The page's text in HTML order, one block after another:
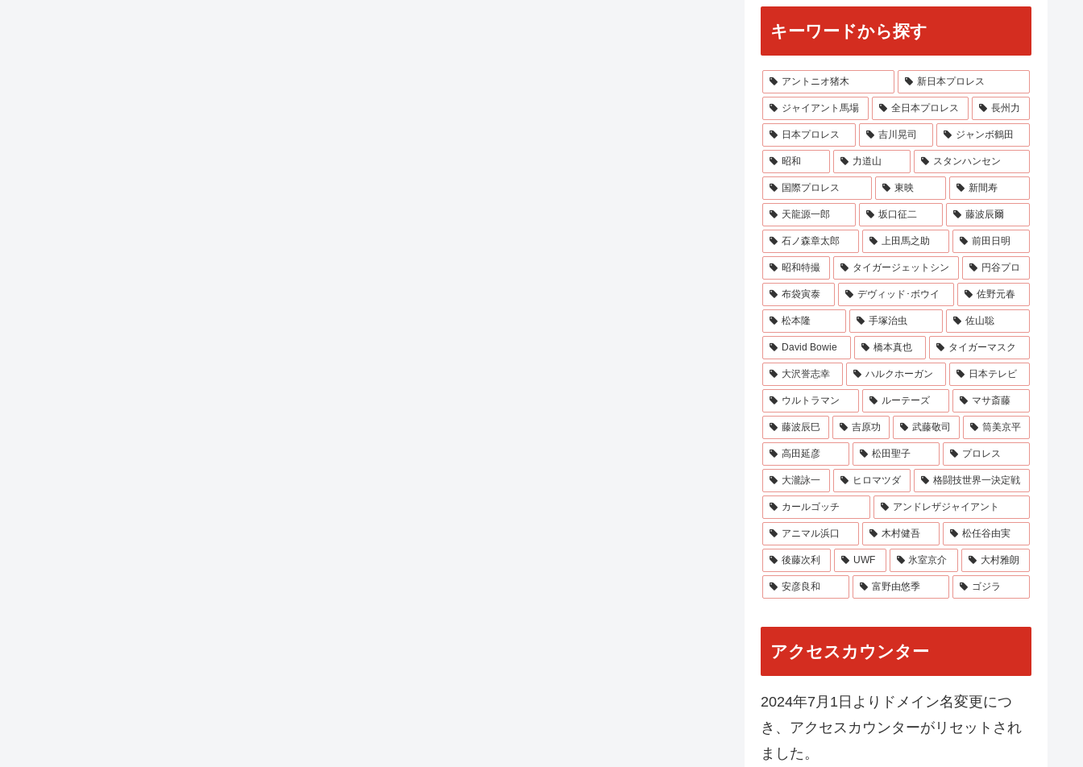
キーワードから探す
アントニオ猪木 新日本プロレス
ジャイアント馬場 全日本プロレス 長州力
日本プロレス 吉川晃司 ジャンボ鶴田
昭和 力道山 スタンハンセン
国際プロレス 東映 新間寿
天龍源一郎 坂口征二 藤波辰爾
石ノ森章太郎 上田馬之助 前田日明
昭和特撮 タイガージェットシン 円谷プロ
布袋寅泰 デヴィッド･ボウイ 佐野元春
松本隆 手塚治虫 佐山聡
David Bowie 橋本真也 タイガーマスク
大沢誉志幸 ハルクホーガン 日本テレビ
ウルトラマン ルーテーズ マサ斎藤
藤波辰巳 吉原功 武藤敬司 筒美京平
高田延彦 松田聖子 プロレス
大瀧詠一 ヒロマツダ 格闘技世界一決定戦
カールゴッチ アンドレザジャイアント
アニマル浜口 木村健吾 松任谷由実
後藤次利 UWF 氷室京介 大村雅朗
安彦良和 富野由悠季 ゴジラ
アクセスカウンター
2024年7月1日よりドメイン名変更につ
き、アクセスカウンターがリセットされ
ました。